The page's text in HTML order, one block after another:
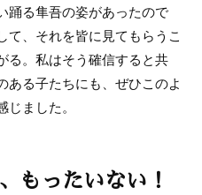
踊る隼吾の姿があったので
て、それを皆に見てもらうこ
る。私はそう確信すると共
ある子たちにも、ぜひこのよ
ました。
もったいない！